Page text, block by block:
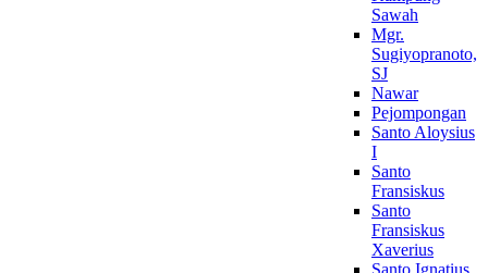
Sawah
Mgr.
Sugiyopranoto,
SJ
Nawar
Pejompongan
Santo Aloysius
I
Santo
Fransiskus
Santo
Fransiskus
Xaverius
Santo Ignatius